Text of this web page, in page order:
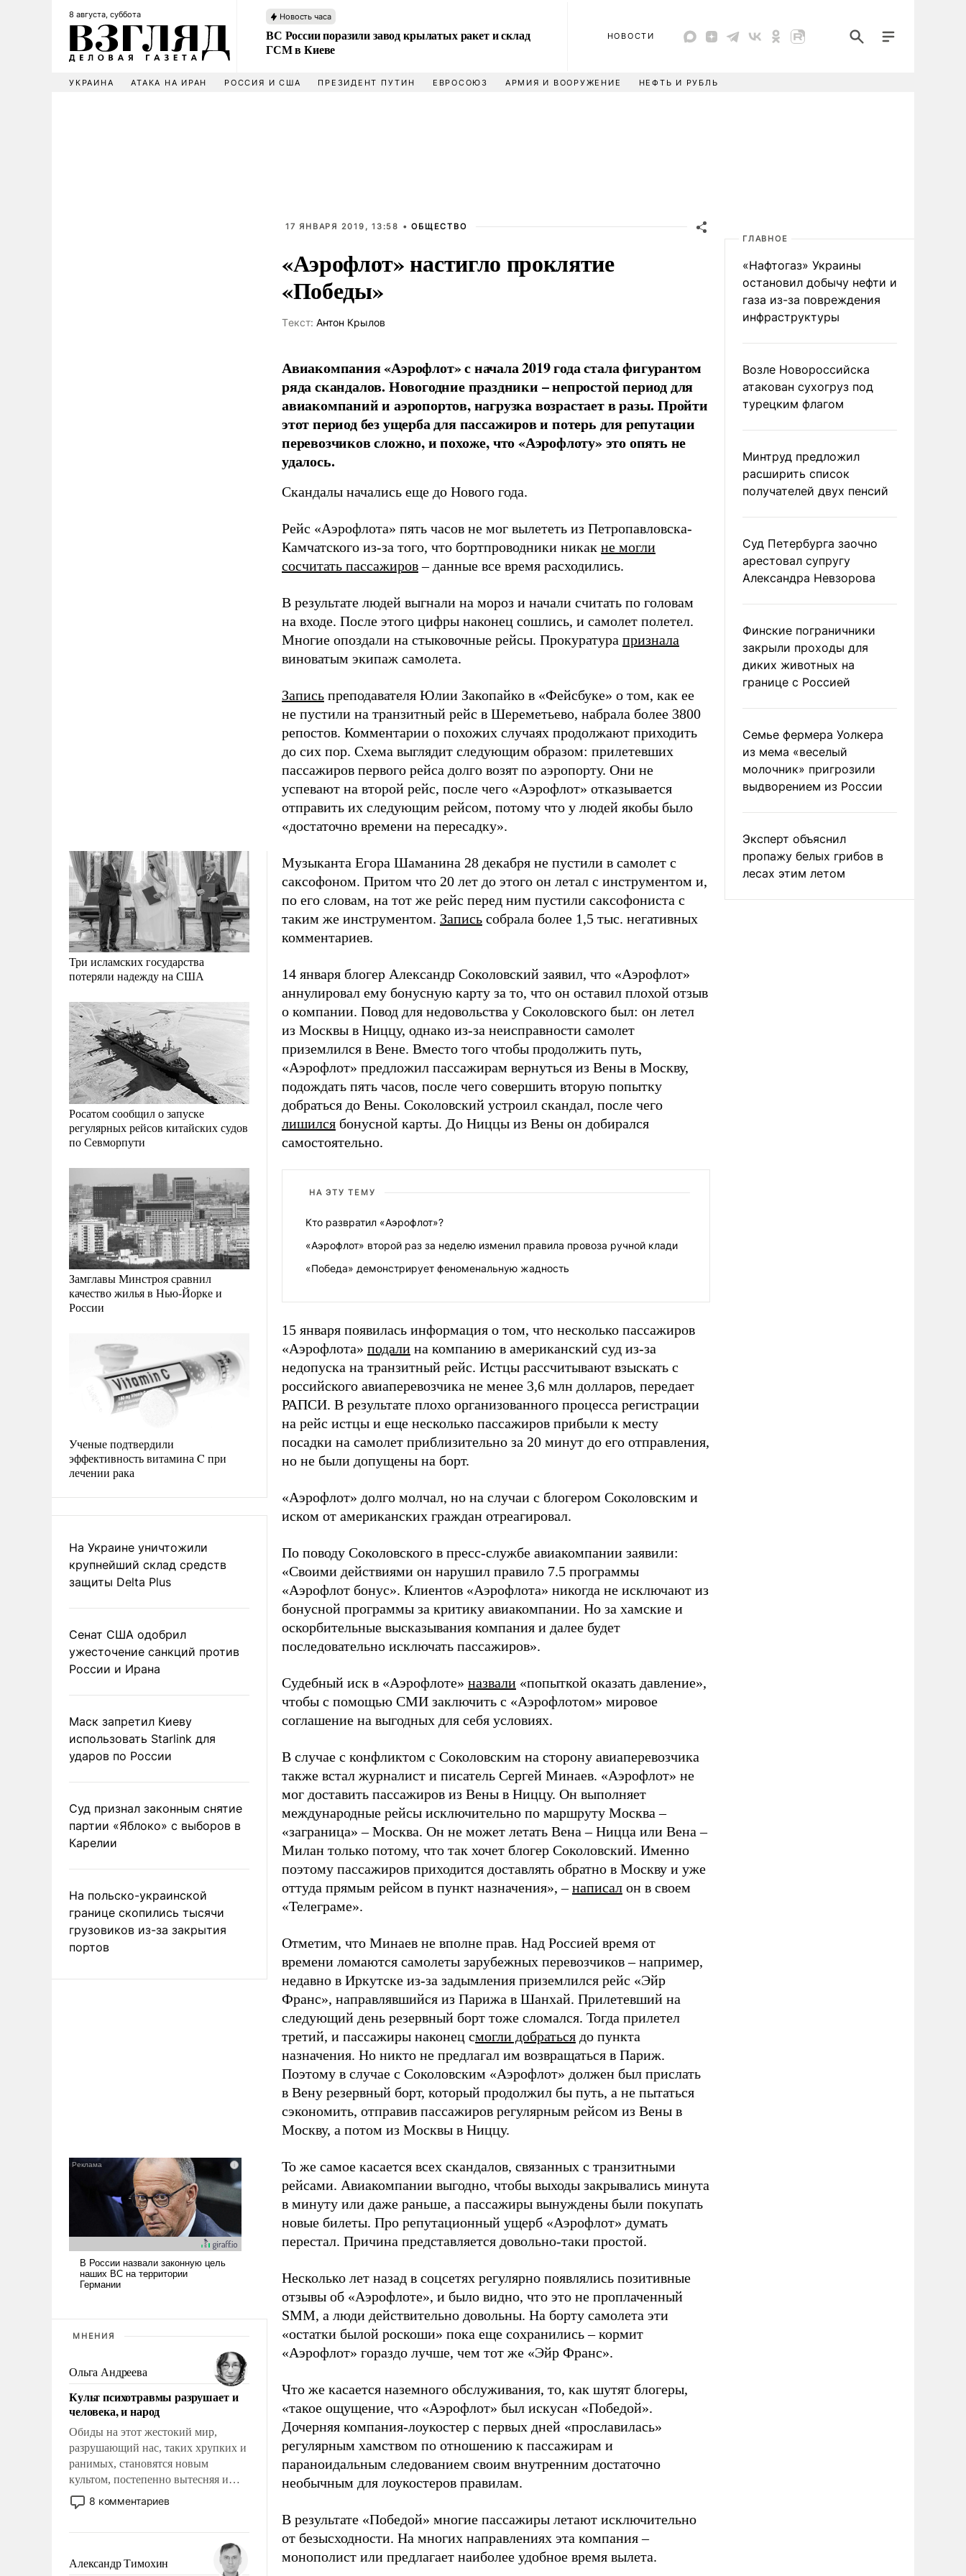
8 августа, суббота Новость часа
ВС России поразили завод крылатых ракет и склад
ГСМ в Киеве
НОВОСТИ
УКРАИНА АТАКА НА ИРАН РОССИЯ И США ПРЕЗИДЕНТ ПУТИН ЕВРОСОЮЗ АРМИЯ И ВООРУЖЕНИЕ НЕФТЬ И РУБЛЬ
Три исламских государства
потеряли надежду на США
Росатом сообщил о запуске
регулярных рейсов китайских судов
по Севморпути
Замглавы Минстроя сравнил
качество жилья в Нью-Йорке и
России
Ученые подтвердили
эффективность витамина C при
лечении рака
На Украине уничтожили
крупнейший склад средств
защиты Delta Plus
Сенат США одобрил
ужесточение санкций против
России и Ирана
Маск запретил Киеву
использовать Starlink для
ударов по России
Суд признал законным снятие
партии «Яблоко» с выборов в
Карелии
На польско-украинской
границе скопились тысячи
грузовиков из-за закрытия
портов
МНЕНИЯ
Ольга Андреева
Культ психотравмы разрушает и
человека, и народ
Обиды на этот жестокий мир,
разрушающий нас, таких хрупких и
ранимых, становятся новым
культом, постепенно вытесняя и
отменяя традиционное требование к
человеку – быть мужественным и
на себя ответственность, помогать
слабым, идти вперед и
8 комментариев
Александр Тимохин
17 ЯНВАРЯ 2019, 13:58 •ОБЩЕСТВО
«Аэрофлот» настигло проклятие
«Победы»
Tекст: Антон Крылов
Авиакомпания «Аэрофлот» с начала 2019 года стала фигурантом
ряда скандалов. Новогодние праздники – непростой период для
авиакомпаний и аэропортов, нагрузка возрастает в разы. Пройти
этот период без ущерба для пассажиров и потерь для репутации
перевозчиков сложно, и похоже, что «Аэрофлоту» это опять не
удалось.
Скандалы начались еще до Нового года.
Рейс «Аэрофлота» пять часов не мог вылететь из Петропавловска-
Камчатского из-за того, что бортпроводники никак не могли
сосчитать пассажиров– данные все время расходились.
В результате людей выгнали на мороз и начали считать по головам
на входе. После этого цифры наконец сошлись, и самолет полетел.
Многие опоздали на стыковочные рейсы. Прокуратура признала
виноватым экипаж самолета.
Запись преподавателя Юлии Закопайко в «Фейсбуке» о том, как ее
не пустили на транзитный рейс в Шереметьево, набрала более 3800
репостов. Комментарии о похожих случаях продолжают приходить
до сих пор. Схема выглядит следующим образом: прилетевших
пассажиров первого рейса долго возят по аэропорту. Они не
успевают на второй рейс, после чего «Аэрофлот» отказывается
отправить их следующим рейсом, потому что у людей якобы было
«достаточно времени на пересадку».
Музыканта Егора Шаманина 28 декабря не пустили в самолет с
саксофоном. Притом что 20 лет до этого он летал с инструментом и,
по его словам, на тот же рейс перед ним пустили саксофониста с
таким же инструментом. Запись собрала более 1,5 тыс. негативных
комментариев.
14 января блогер Александр Соколовский заявил, что «Аэрофлот»
аннулировал ему бонусную карту за то, что он оставил плохой отзыв
о компании. Повод для недовольства у Соколовского был: он летел
из Москвы в Ниццу, однако из-за неисправности самолет
приземлился в Вене. Вместо того чтобы продолжить путь,
«Аэрофлот» предложил пассажирам вернуться из Вены в Москву,
подождать пять часов, после чего совершить вторую попытку
добраться до Вены. Соколовский устроил скандал, после чего
лишился бонусной карты. До Ниццы из Вены он добирался
самостоятельно.
НА ЭТУ ТЕМУ
Кто развратил «Аэрофлот»?
«Аэрофлот» второй раз за неделю изменил правила провоза ручной клади
«Победа» демонстрирует феноменальную жадность
15 января появилась информация о том, что несколько пассажиров
«Аэрофлота» подали на компанию в американский суд из-за
недопуска на транзитный рейс. Истцы рассчитывают взыскать с
российского авиаперевозчика не менее 3,6 млн долларов, передает
РАПСИ. В результате плохо организованного процесса регистрации
на рейс истцы и еще несколько пассажиров прибыли к месту
посадки на самолет приблизительно за 20 минут до его отправления,
но не были допущены на борт.
«Аэрофлот» долго молчал, но на случаи с блогером Соколовским и
иском от американских граждан отреагировал.
По поводу Соколовского в пресс-службе авиакомпании заявили:
«Своими действиями он нарушил правило 7.5 программы
«Аэрофлот бонус». Клиентов «Аэрофлота» никогда не исключают из
бонусной программы за критику авиакомпании. Но за хамские и
оскорбительные высказывания компания и далее будет
последовательно исключать пассажиров».
Судебный иск в «Аэрофлоте» назвали «попыткой оказать давление»,
чтобы с помощью СМИ заключить с «Аэрофлотом» мировое
соглашение на выгодных для себя условиях.
В случае с конфликтом с Соколовским на сторону авиаперевозчика
также встал журналист и писатель Сергей Минаев. «Аэрофлот» не
мог доставить пассажиров из Вены в Ниццу. Он выполняет
международные рейсы исключительно по маршруту Москва –
«заграница» – Москва. Он не может летать Вена – Ницца или Вена –
Милан только потому, что так хочет блогер Соколовский. Именно
поэтому пассажиров приходится доставлять обратно в Москву и уже
оттуда прямым рейсом в пункт назначения», –написал он в своем
«Телеграме».
Отметим, что Минаев не вполне прав. Над Россией время от
времени ломаются самолеты зарубежных перевозчиков – например,
недавно в Иркутске из-за задымления приземлился рейс «Эйр
Франс», направлявшийся из Парижа в Шанхай. Прилетевший на
следующий день резервный борт тоже сломался. Тогда прилетел
третий, и пассажиры наконец смогли добраться до пункта
назначения. Но никто не предлагал им возвращаться в Париж.
Поэтому в случае с Соколовским «Аэрофлот» должен был прислать
в Вену резервный борт, который продолжил бы путь, а не пытаться
сэкономить, отправив пассажиров регулярным рейсом из Вены в
Москву, а потом из Москвы в Ниццу.
То же самое касается всех скандалов, связанных с транзитными
рейсами. Авиакомпании выгодно, чтобы выходы закрывались минута
в минуту или даже раньше, а пассажиры вынуждены были покупать
новые билеты. Про репутационный ущерб «Аэрофлот» думать
перестал. Причина представляется довольно-таки простой.
Несколько лет назад в соцсетях регулярно появлялись позитивные
отзывы об «Аэрофлоте», и было видно, что это не проплаченный
SMM, а люди действительно довольны. На борту самолета эти
«остатки былой роскоши» пока еще сохранились – кормит
«Аэрофлот» гораздо лучше, чем тот же «Эйр Франс».
Что же касается наземного обслуживания, то, как шутят блогеры,
«такое ощущение, что «Аэрофлот» был искусан «Победой».
Дочерняя компания-лоукостер с первых дней «прославилась»
регулярным хамством по отношению к пассажирам и
параноидальным следованием своим внутренним достаточно
необычным для лоукостеров правилам.
В результате «Победой» многие пассажиры летают исключительно
от безысходности. На многих направлениях эта компания –
монополист или предлагает наиболее удобное время вылета.
ГЛАВНОЕ
«Нафтогаз» Украины
остановил добычу нефти и
газа из-за повреждения
инфраструктуры
Возле Новороссийска
атакован сухогруз под
турецким флагом
Минтруд предложил
расширить список
получателей двух пенсий
Суд Петербурга заочно
арестовал супругу
Александра Невзорова
Финские пограничники
закрыли проходы для
диких животных на
границе с Россией
Семье фермера Уолкера
из мема «веселый
молочник» пригрозили
выдворением из России
Эксперт объяснил
пропажу белых грибов в
лесах этим летом